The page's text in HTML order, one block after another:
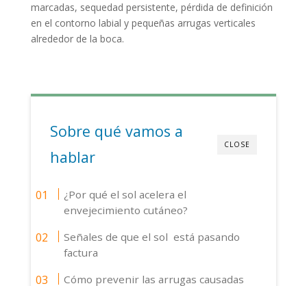
marcadas, sequedad persistente, pérdida de definición
en el contorno labial y pequeñas arrugas verticales
alrededor de la boca.
CLOSE
Sobre qué vamos a
hablar
¿Por qué el sol acelera el
envejecimiento cutáneo?
Señales de que el sol está pasando
factura
Cómo prevenir las arrugas causadas